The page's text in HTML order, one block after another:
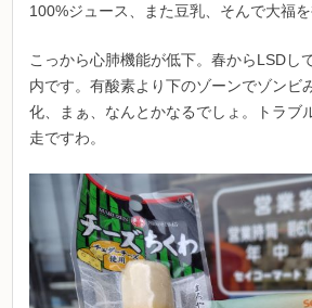
100%ジュース、また豆乳、そんで大福を
こっから心肺機能が低下。春からLSDし
内です。有酸素より下のゾーンでゾンビ
化、まぁ、なんとかなるでしょ。トラブ
走ですわ。